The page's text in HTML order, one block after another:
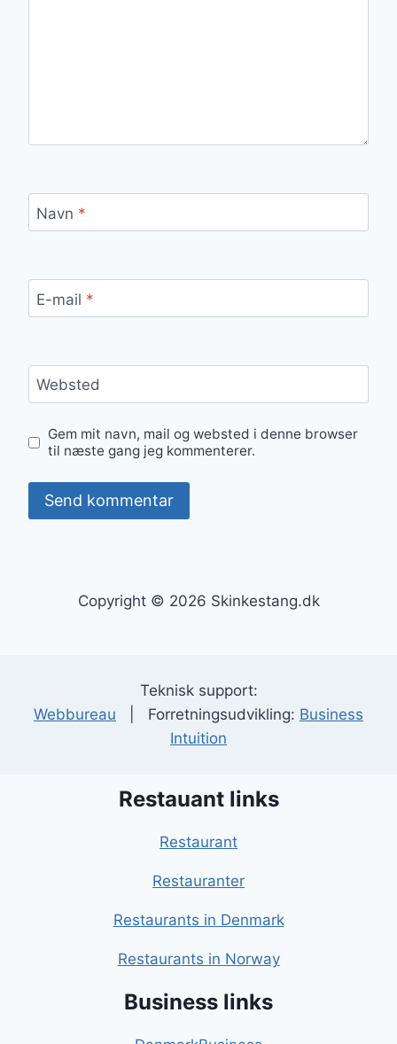
Navn *
E-mail *
Websted
Gem mit navn, mail og websted i denne browser
til næste gang jeg kommenterer.
Copyright © 2026 Skinkestang.dk
Teknisk support:
Webbureau | Forretningsudvikling: Business
Intuition
Restauant links
Restaurant
Restauranter
Restaurants in Denmark
Restaurants in Norway
Business links